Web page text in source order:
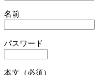
名前
パスワード
本文（必須）